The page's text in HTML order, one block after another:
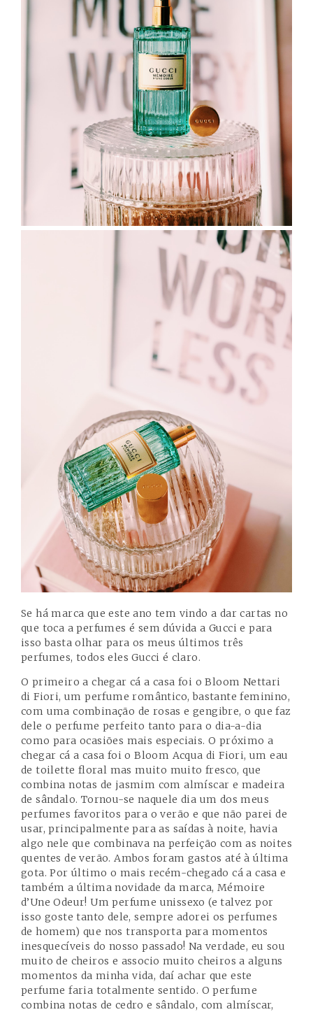
Se há marca que este ano tem vindo a dar cartas no
que toca a perfumes é sem dúvida a Gucci e para
isso basta olhar para os meus últimos três
perfumes, todos eles Gucci é claro.
O primeiro a chegar cá a casa foi o Bloom Nettari
di Fiori, um perfume romântico, bastante feminino,
com uma combinação de rosas e gengibre, o que faz
dele o perfume perfeito tanto para o dia-a-dia
como para ocasiões mais especiais. O próximo a
chegar cá a casa foi o Bloom Acqua di Fiori, um eau
de toilette floral mas muito muito fresco, que
combina notas de jasmim com almíscar e madeira
de sândalo. Tornou-se naquele dia um dos meus
perfumes favoritos para o verão e que não parei de
usar, principalmente para as saídas à noite, havia
algo nele que combinava na perfeição com as noites
quentes de verão. Ambos foram gastos até à última
gota. Por último o mais recém-chegado cá a casa e
também a última novidade da marca, Mémoire
d’Une Odeur! Um perfume unissexo (e talvez por
isso goste tanto dele, sempre adorei os perfumes
de homem) que nos transporta para momentos
inesquecíveis do nosso passado! Na verdade, eu sou
muito de cheiros e associo muito cheiros a alguns
momentos da minha vida, daí achar que este
perfume faria totalmente sentido. O perfume
combina notas de cedro e sândalo, com almíscar,